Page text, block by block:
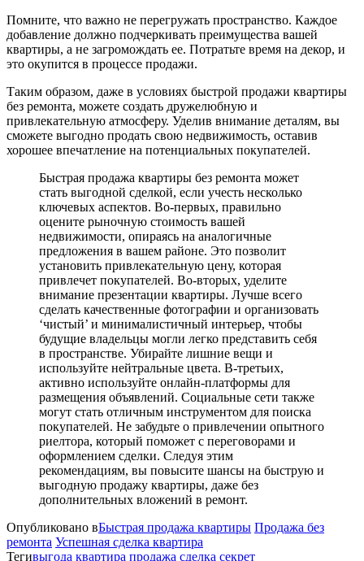
Помните, что важно не перегружать пространство. Каждое
добавление должно подчеркивать преимущества вашей
квартиры, а не загромождать ее. Потратьте время на декор, и
это окупится в процессе продажи.
Таким образом, даже в условиях быстрой продажи квартиры
без ремонта, можете создать дружелюбную и
привлекательную атмосферу. Уделив внимание деталям, вы
сможете выгодно продать свою недвижимость, оставив
хорошее впечатление на потенциальных покупателей.
Быстрая продажа квартиры без ремонта может
стать выгодной сделкой, если учесть несколько
ключевых аспектов. Во-первых, правильно
оцените рыночную стоимость вашей
недвижимости, опираясь на аналогичные
предложения в вашем районе. Это позволит
установить привлекательную цену, которая
привлечет покупателей. Во-вторых, уделите
внимание презентации квартиры. Лучше всего
сделать качественные фотографии и организовать
‘чистый’ и минималистичный интерьер, чтобы
будущие владельцы могли легко представить себя
в пространстве. Убирайте лишние вещи и
используйте нейтральные цвета. В-третьих,
активно используйте онлайн-платформы для
размещения объявлений. Социальные сети также
могут стать отличным инструментом для поиска
покупателей. Не забудьте о привлечении опытного
риелтора, который поможет с переговорами и
оформлением сделки. Следуя этим
рекомендациям, вы повысите шансы на быструю и
выгодную продажу квартиры, даже без
дополнительных вложений в ремонт.
Опубликовано вБыстрая продажа квартиры Продажа без
ремонта Успешная сделка квартира
Тегивыгода квартира продажа сделка секрет